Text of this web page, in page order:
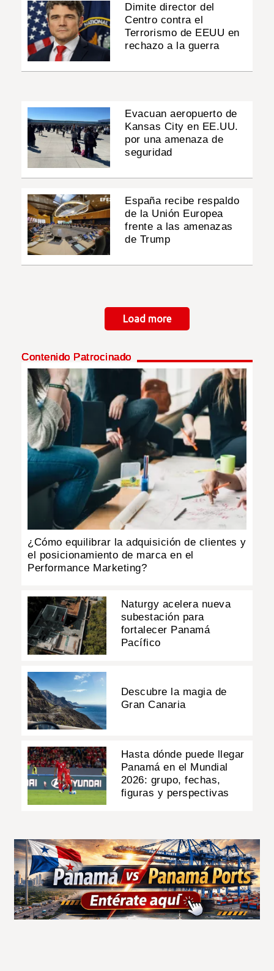
Dimite director del
Centro contra el
Terrorismo de EEUU en
rechazo a la guerra
Evacuan aeropuerto de
Kansas City en EE.UU.
por una amenaza de
seguridad
España recibe respaldo
de la Unión Europea
frente a las amenazas
de Trump
Load more
Contenido Patrocinado
¿Cómo equilibrar la adquisición de clientes y
el posicionamiento de marca en el
Performance Marketing?
Naturgy acelera nueva
subestación para
fortalecer Panamá
Pacífico
Descubre la magia de
Gran Canaria
Hasta dónde puede llegar
Panamá en el Mundial
2026: grupo, fechas,
figuras y perspectivas